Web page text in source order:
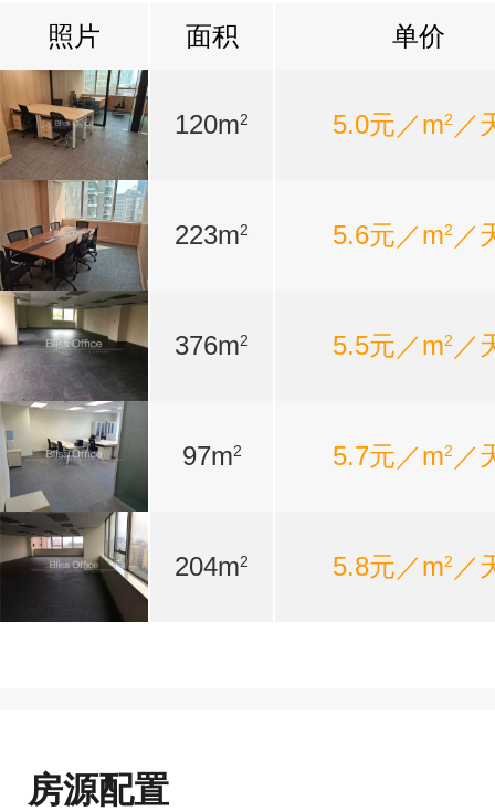
照片 面积 单价
120m2 5.0元／m2 ／
223m2 5.6元／m2 ／
376m2 5.5元／m2 ／
97m2 5.7元／m2 ／
204m2 5.8元／m2 ／
房源配置